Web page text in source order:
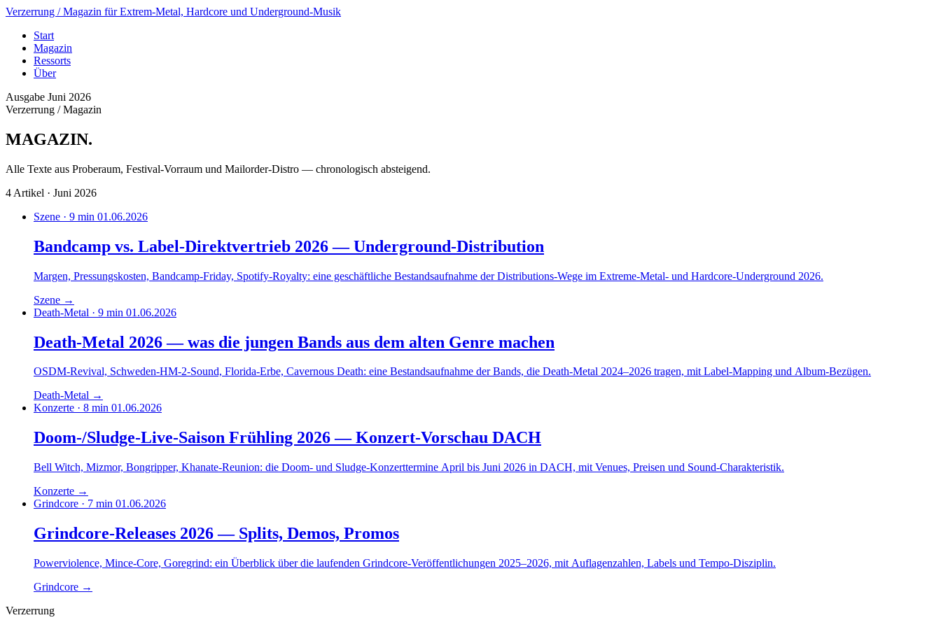
Verzerrung / Magazin für Extrem-Metal, Hardcore und Underground-Musik
Start
Magazin
Ressorts
Über
Ausgabe Juni 2026
Verzerrung / Magazin
MAGAZIN.
Alle Texte aus Proberaum, Festival-Vorraum und Mailorder-Distro — chronologisch absteigend.
4 Artikel · Juni 2026
Szene · 9 min 01.06.2026
Bandcamp vs. Label-Direktvertrieb 2026 — Underground-Distribution
Margen, Pressungskosten, Bandcamp-Friday, Spotify-Royalty: eine geschäftliche Bestandsaufnahme der Distributions-Wege im Extreme-Metal- und Hardcore-Underground 2026.
Szene →
Death-Metal · 9 min 01.06.2026
Death-Metal 2026 — was die jungen Bands aus dem alten Genre machen
OSDM-Revival, Schweden-HM-2-Sound, Florida-Erbe, Cavernous Death: eine Bestandsaufnahme der Bands, die Death-Metal 2024–2026 tragen, mit Label-Mapping und Album-Bezügen.
Death-Metal →
Konzerte · 8 min 01.06.2026
Doom-/Sludge-Live-Saison Frühling 2026 — Konzert-Vorschau DACH
Bell Witch, Mizmor, Bongripper, Khanate-Reunion: die Doom- und Sludge-Konzerttermine April bis Juni 2026 in DACH, mit Venues, Preisen und Sound-Charakteristik.
Konzerte →
Grindcore · 7 min 01.06.2026
Grindcore-Releases 2026 — Splits, Demos, Promos
Powerviolence, Mince-Core, Goregrind: ein Überblick über die laufenden Grindcore-Veröffentlichungen 2025–2026, mit Auflagenzahlen, Labels und Tempo-Disziplin.
Grindcore →
Verzerrung